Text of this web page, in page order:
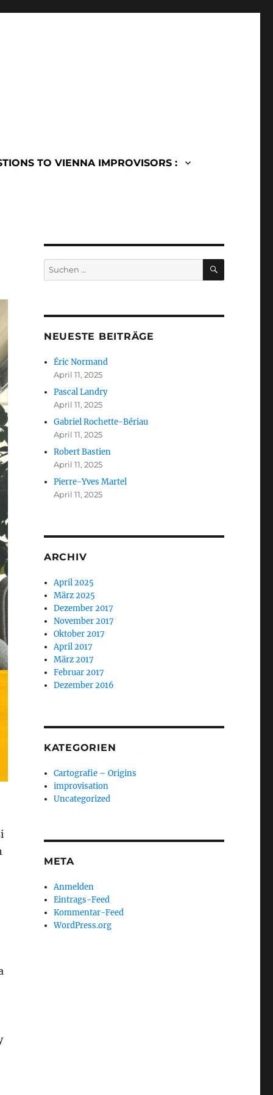
TO VIENNA IMPROVISORS :
Suchen
nach:
SUCHEN
NEUESTE BEITRÄGE
Éric Normand
April 11, 2025
Pascal Landry
April 11, 2025
Gabriel Rochette-Bériau
April 11, 2025
Robert Bastien
April 11, 2025
Pierre-Yves Martel
April 11, 2025
ARCHIV
April 2025
März 2025
Dezember 2017
November 2017
Oktober 2017
April 2017
März 2017
Februar 2017
Dezember 2016
KATEGORIEN
Cartografie – Origins
improvisation
Uncategorized
META
Anmelden
Eintrags-Feed
Kommentar-Feed
WordPress.org